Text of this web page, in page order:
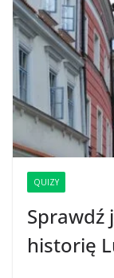
QUIZY
Sprawdź
historię